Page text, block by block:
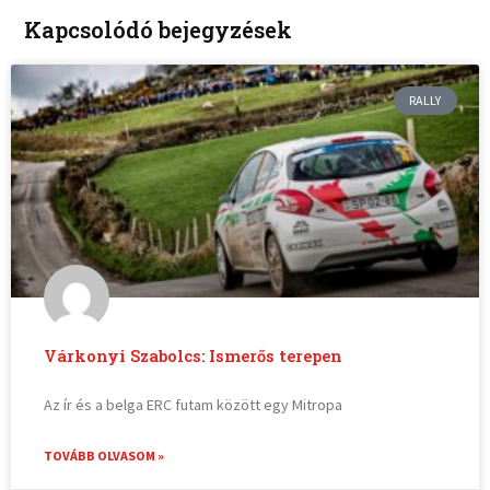
Kapcsolódó bejegyzések
RALLY
Várkonyi Szabolcs: Ismerős terepen
Az ír és a belga ERC futam között egy Mitropa
TOVÁBB OLVASOM »